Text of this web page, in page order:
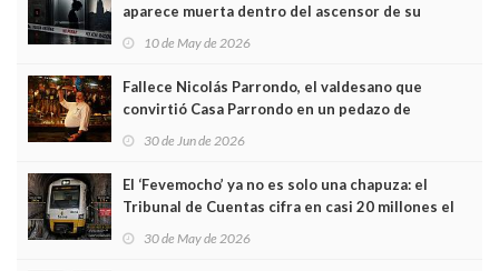
aparece muerta dentro del ascensor de su
10 de May de 2026
Fallece Nicolás Parrondo, el valdesano que
convirtió Casa Parrondo en un pedazo de
30 de Jun de 2026
El ‘Fevemocho’ ya no es solo una chapuza: el
Tribunal de Cuentas cifra en casi 20 millones el
30 de May de 2026